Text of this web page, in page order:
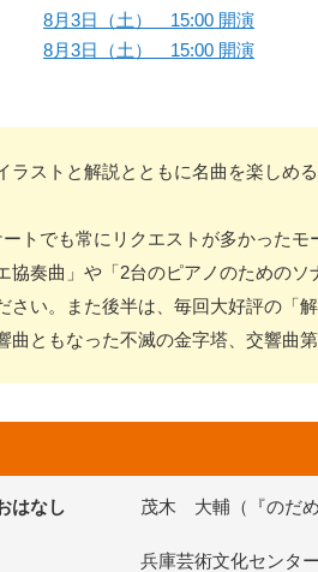
8月3日（土） 15:00 開演
8月3日（土） 15:00 開演
ラストと解説とともに名曲を楽しめ
トでも常にリクエストが多かった
協奏曲」や「2台のピアノのための
さい。また後半は、毎回大好評の「
曲ともなった不滅の金字塔、交響曲
はなし 茂木 大輔（『のだめ
兵庫芸術文化センタ